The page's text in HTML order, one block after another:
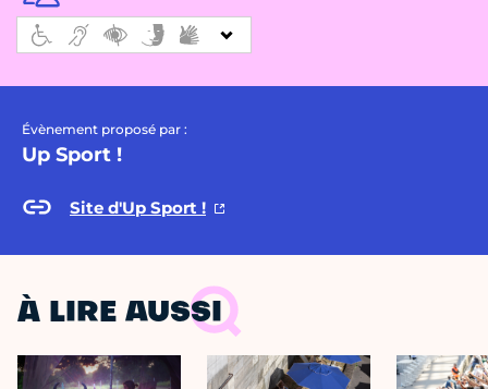
Évènement proposé par :
Up Sport !
Site d'Up Sport !
À LIRE AUSSI